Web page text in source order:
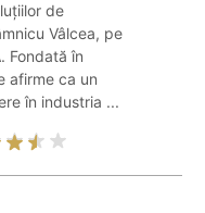
de
Vâlcea, pe
Fondată în
afirme ca un
în industria ...